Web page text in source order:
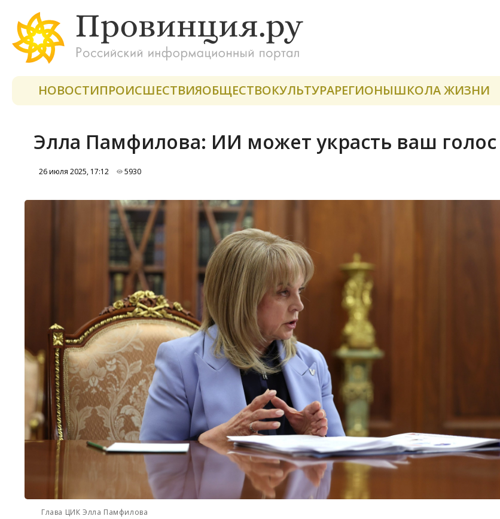
НОВОСТИПРОИСШЕСТВИЯОБЩЕСТВОКУЛЬТУРАРЕГИОНЫШКОЛА ЖИЗНИ
Элла Памфилова: ИИ может украсть ваш голос
26 июля 2025, 17:12 5930
Глава ЦИК Элла Памфилова